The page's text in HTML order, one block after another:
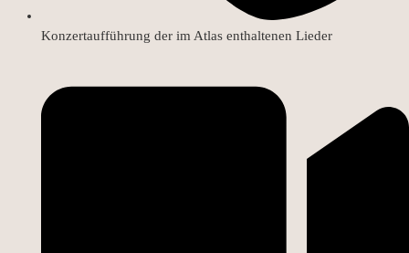
Konzertaufführung der im Atlas enthaltenen Lieder